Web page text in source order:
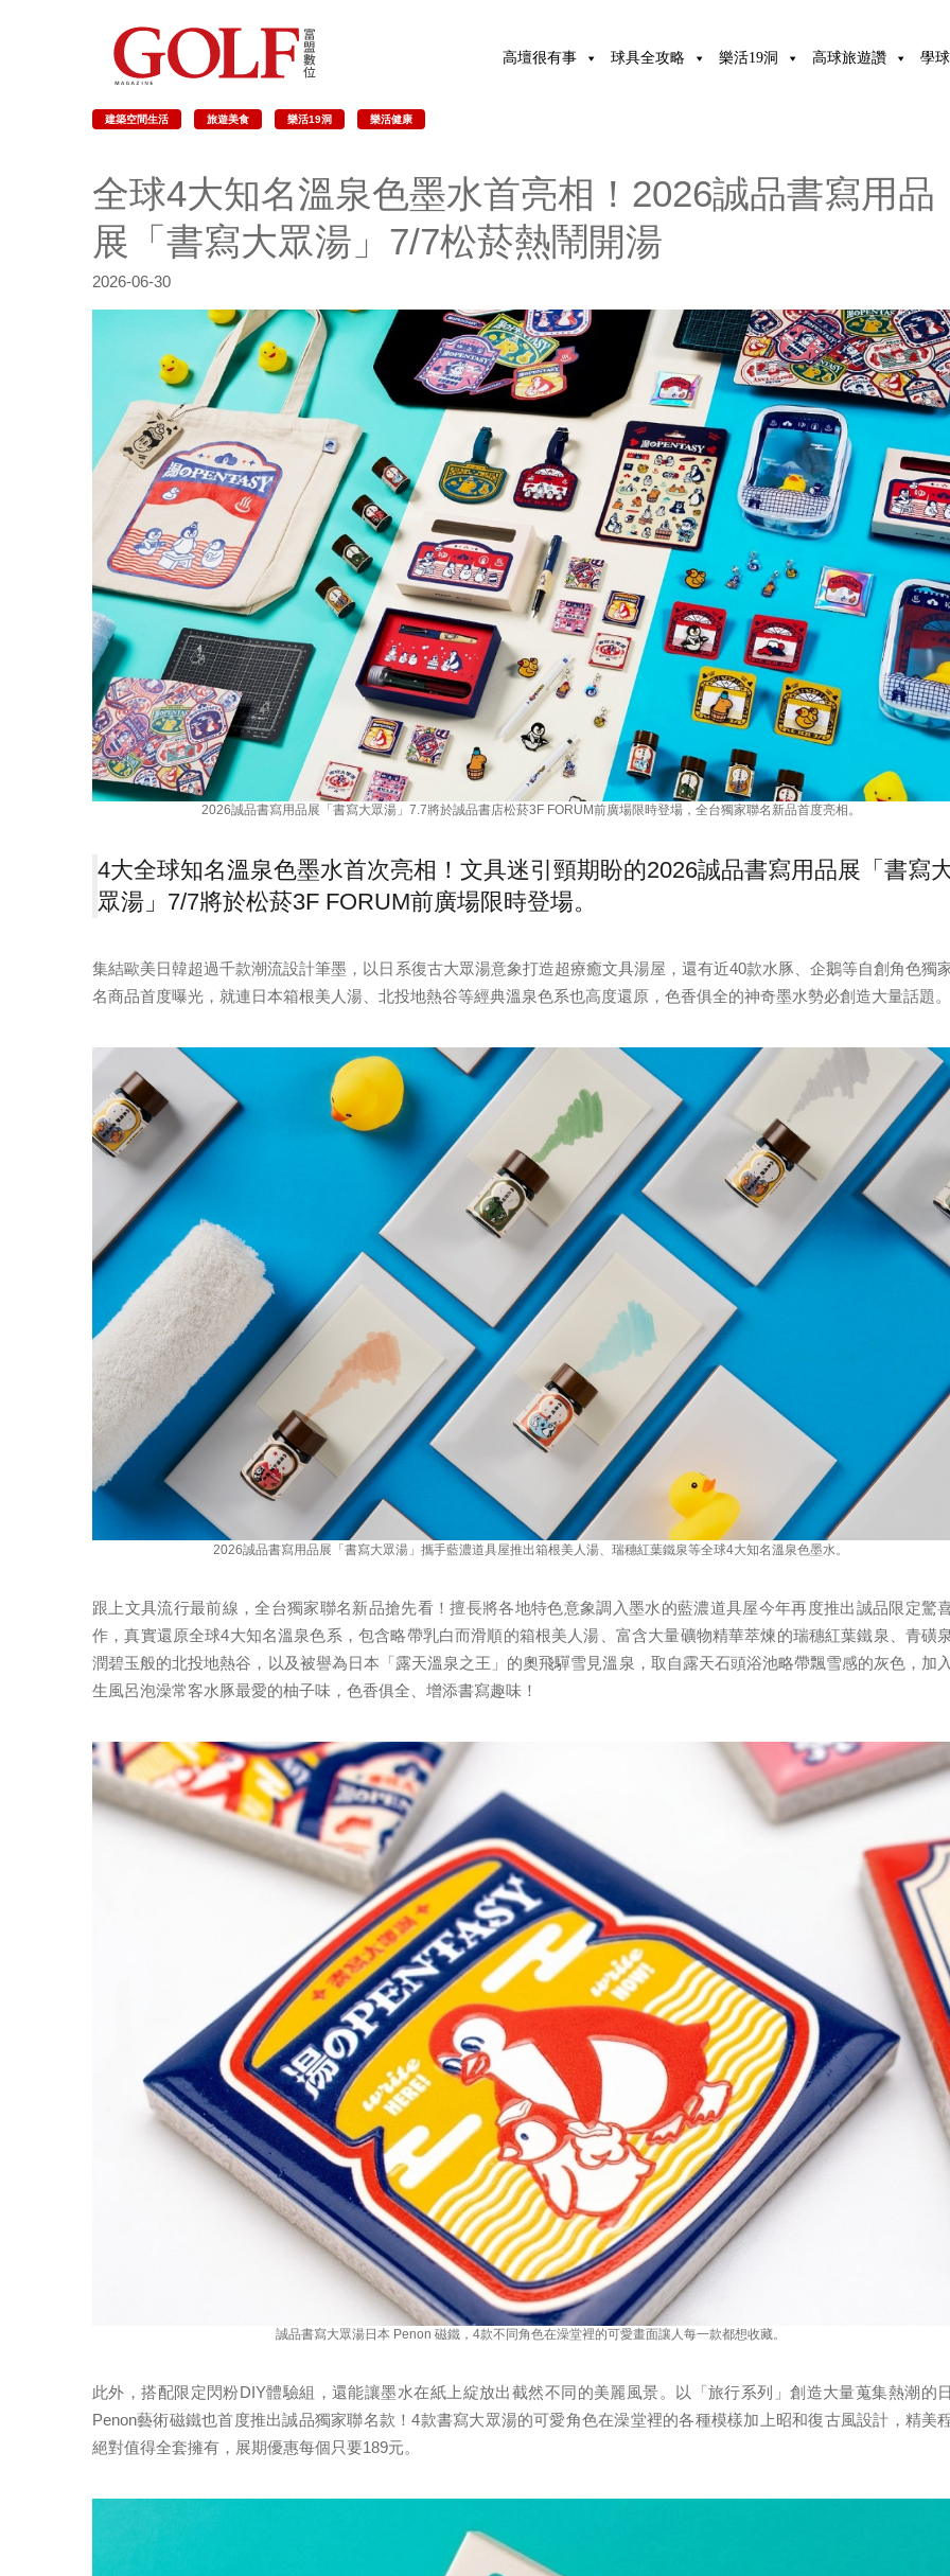
高壇很有事 球具全攻略 樂活19洞 高球旅遊讚 學
建築空間生活 旅遊美食 樂活19洞 樂活健康
全球4大知名溫泉色墨水首亮相！2026誠品書寫用品
展「書寫大眾湯」7/7松菸熱鬧開湯
2026-06-30
2026誠品書寫用品展「書寫大眾湯」7.7將於誠品書店松菸3F FORUM前廣場限時登場，全台獨家聯名新品首度亮相。
4大全球知名溫泉色墨水首次亮相！文具迷引頸期盼的2026誠品書寫用品展「書寫
眾湯」7/7將於松菸3F FORUM前廣場限時登場。
集結歐美日韓超過千款潮流設計筆墨，以日系復古大眾湯意象打造超療癒文具湯屋，還有近40款水豚、企鵝等自創角色獨
名商品首度曝光，就連日本箱根美人湯、北投地熱谷等經典溫泉色系也高度還原，色香俱全的神奇墨水勢必創造大量話題。
2026誠品書寫用品展「書寫大眾湯」攜手藍濃道具屋推出箱根美人湯、瑞穗紅葉鐵泉等全球4大知名溫泉色墨水。
跟上文具流行最前線，全台獨家聯名新品搶先看！擅長將各地特色意象調入墨水的藍濃道具屋今年再度推出誠品限定驚
作，真實還原全球4大知名溫泉色系，包含略帶乳白而滑順的箱根美人湯、富含大量礦物精華萃煉的瑞穗紅葉鐵泉、青磺
潤碧玉般的北投地熱谷，以及被譽為日本「露天溫泉之王」的奧飛驒雪見溫泉，取自露天石頭浴池略帶飄雪感的灰色，加
生風呂泡澡常客水豚最愛的柚子味，色香俱全、增添書寫趣味！
誠品書寫大眾湯日本 Penon 磁鐵，4款不同角色在澡堂裡的可愛畫面讓人每一款都想收藏。
此外，搭配限定閃粉DIY體驗組，還能讓墨水在紙上綻放出截然不同的美麗風景。以「旅行系列」創造大量蒐集熱潮的
Penon藝術磁鐵也首度推出誠品獨家聯名款！4款書寫大眾湯的可愛角色在澡堂裡的各種模樣加上昭和復古風設計，精美
絕對值得全套擁有，展期優惠每個只要189元。